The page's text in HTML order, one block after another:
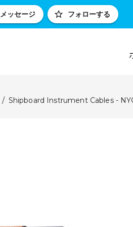
メッセージ フォローする
/ Shipboard Instrument Cables -